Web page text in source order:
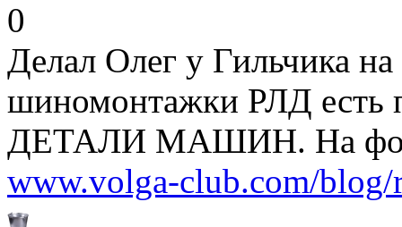
0
Делал Олег у Гильчика
шиномонтажки РЛД есть
ДЕТАЛИ МАШИН. На
www.volga-club.com/